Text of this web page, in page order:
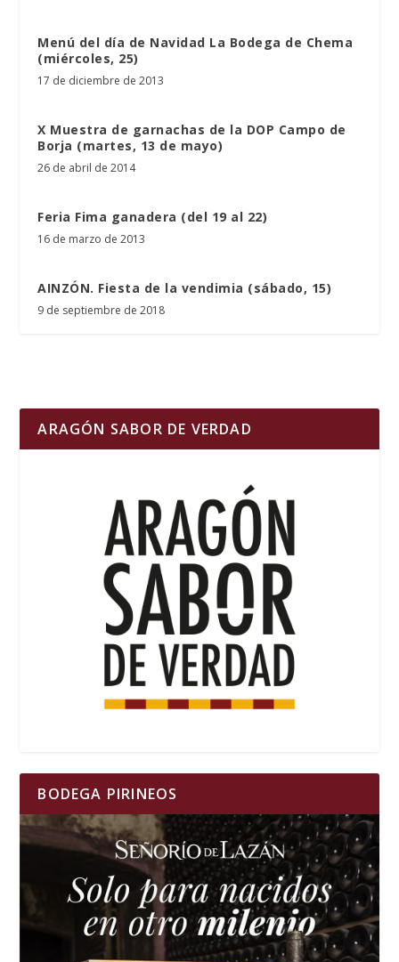
Menú del día de Navidad La Bodega de Chema
(miércoles, 25)
17 de diciembre de 2013
X Muestra de garnachas de la DOP Campo de
Borja (martes, 13 de mayo)
26 de abril de 2014
Feria Fima ganadera (del 19 al 22)
16 de marzo de 2013
AINZÓN. Fiesta de la vendimia (sábado, 15)
9 de septiembre de 2018
ARAGÓN SABOR DE VERDAD
BODEGA PIRINEOS